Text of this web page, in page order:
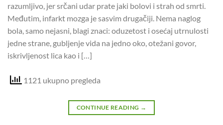
razumljivo, jer srčani udar prate jaki bolovi i strah od smrti.
Međutim, infarkt mozga je sasvim drugačiji. Nema naglog
bola, samo nejasni, blagi znaci: oduzetost i osećaj utrnulosti
jedne strane, gubljenje vida na jedno oko, otežani govor,
iskrivljenost lica kao i […]
1121 ukupno pregleda
CONTINUE READING →